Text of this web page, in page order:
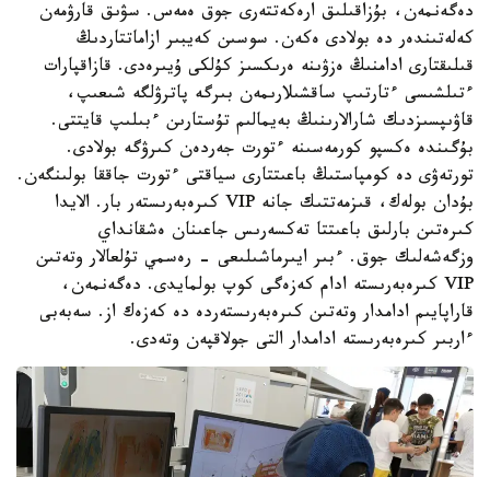
دەگەنمەن، بۇزاقىلىق ارەكەتتەرى جوق ەمەس. سۋىق قارۋمەن
كەلەتىندەر دە بولادى ەكەن. سوسىن كەيبىر ازاماتتاردىڭ
قىلىقتارى ادامنىڭ ەزۋىنە ەرىكسىز كۇلكى ۇيىرەدى. قازاقپارات
ءتىلشىسى ءتارتىپ ساقشىلارىمەن بىرگە پاترۋلگە شىعىپ،
قاۋىپسىزدىك شارالارىنىڭ بەيمالىم تۇستارىن ءبىلىپ قايتتى.
بۇگىندە ەكسپو كورمەسىنە ءتورت جەردەن كىرۋگە بولادى.
تورتەۋى دە كومپاستىڭ باعىتتارى سياقتى ءتورت جاققا بولىنگەن.
بۇدان بولەك، قىزمەتتىك جانە VIP كىرەبەرىستەر بار. الايدا
كىرەتىن بارلىق باعىتتا تەكسەرىس جاعىنان ەشقانداي
وزگەشەلىك جوق. ءبىر ايىرماشىلىعى - رەسمي تۇلعالار وتەتىن
VIP كىرەبەرىستە ادام كەزەگى كوپ بولمايدى. دەگەنمەن،
قاراپايىم ادامدار وتەتىن كىرەبەرىستەردە دە كەزەك از. سەبەبى
ءاربىر كىرەبەرىستە ادامدار التى جولاقپەن وتەدى.